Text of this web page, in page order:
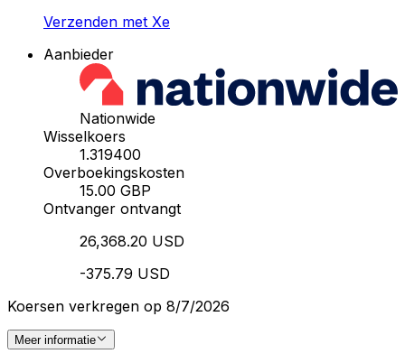
Verzenden met Xe
Aanbieder
Nationwide
Wisselkoers
1.319400
Overboekingskosten
15.00 GBP
Ontvanger ontvangt
26,368.20 USD
-375.79 USD
Koersen verkregen op 8/7/2026
Meer informatie